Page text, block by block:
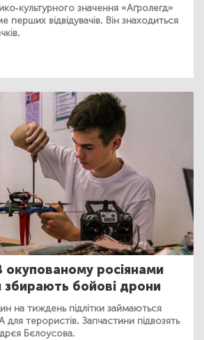
культурного значення «Аґролегд»
перших відвідувачів. Він знаходиться
окупованому росіянами
збирають бойові дрони
на тиждень підлітки займаються
терористів. Запчастини підвозять
Бєлоусова.